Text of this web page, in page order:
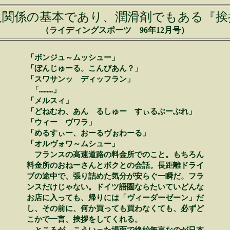
係の基本であり、潤滑剤でもある『
（ライディングスポーツ 96年12月号）
「ボンジュ～ムッシュー」
「ぼんじゅーる。こんびあん？」
「スワサンッ　ディッフラン」
「………」
「メルスィ」
「どねむわ、あん　るしゅー　すぃるぶーぶれ」
「ウィー　ヴワラ」
「めるすぃー、おーるヴぉわーる」
「オルヴォワ～ムシュー」
フランスの高速道路の料金所でのこと。もちろん
料金所のおねーさんとボクとの会話。長距離ドライ
ブの途中で、張り詰めた気分が安らぐ一瞬だ。フラ
ンスだけじゃない。ドイツ語圏ならたいていどんな
お店に入っても、帰りには「ヴィーダーゼーン」だ
し、その前に、何か買っても買わなくても、必ずど
こかで一言、挨拶をしてくれる。